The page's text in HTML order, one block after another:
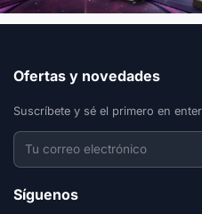
Ofertas y novedades
Suscríbete y sé el primero en
Síguenos